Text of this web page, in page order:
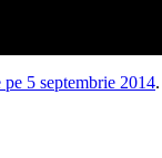
5 septembrie 2014.